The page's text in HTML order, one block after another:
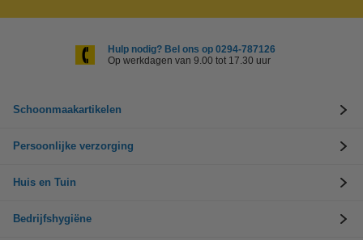
Hulp nodig? Bel ons op 0294-787126
Op werkdagen van 9.00 tot 17.30 uur
Schoonmaakartikelen
Persoonlijke verzorging
Huis en Tuin
Bedrijfshygiëne